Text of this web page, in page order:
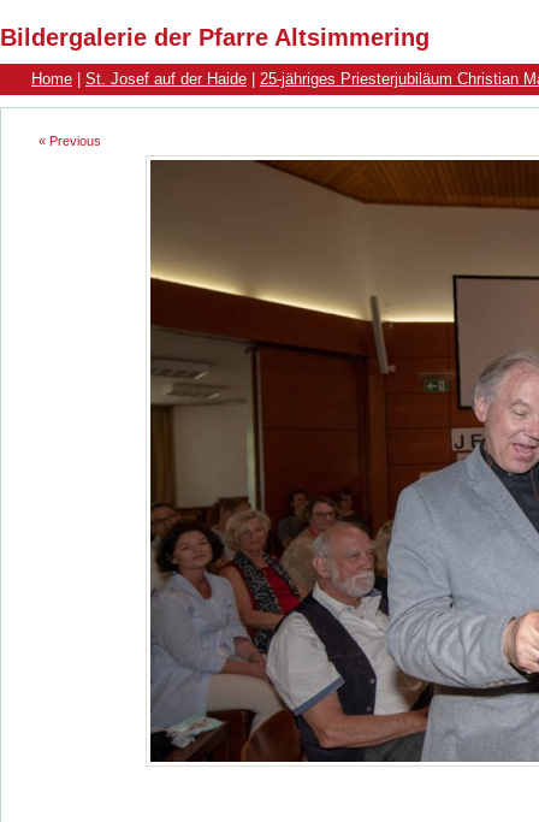
Bildergalerie der Pfarre Altsimmering
Home St. Josef auf der Haide 25-jähriges Priesterjubiläum Christian
« Previous